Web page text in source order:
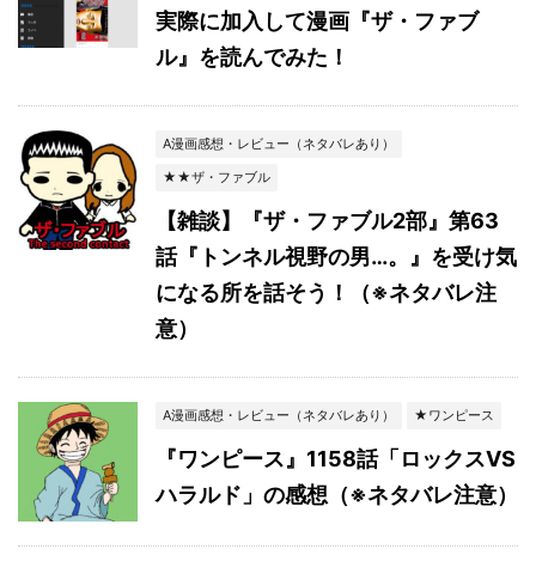
実際に加入して漫画『ザ・ファブ
ル』を読んでみた！
A漫画感想・レビュー（ネタバレあり）
★★ザ・ファブル
【雑談】『ザ・ファブル2部』第63
話『トンネル視野の男…。』を受け気
になる所を話そう！（※ネタバレ注
意）
A漫画感想・レビュー（ネタバレあり） ★ワンピース
『ワンピース』1158話「ロックスVS
ハラルド」の感想（※ネタバレ注意）